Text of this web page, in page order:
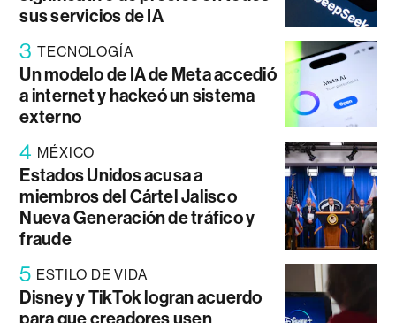
sus servicios de IA
3 TECNOLOGÍA
Un modelo de IA de Meta accedió
a internet y hackeó un sistema
externo
4 MÉXICO
Estados Unidos acusa a
miembros del Cártel Jalisco
Nueva Generación de tráfico y
fraude
5 ESTILO DE VIDA
Disney y TikTok logran acuerdo